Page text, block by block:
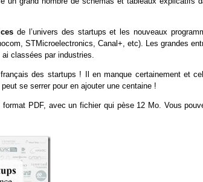
de l’univers des startups et les nouveaux
STMicroelectronics, Canal+, etc). Les grandes
classées par industries.
des startups ! Il en manque certainement et
se serrer pour en ajouter une centaine !
format PDF, avec un fichier qui pèse 12 Mo. Vous